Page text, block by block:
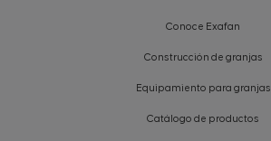
Conoce Exafan
Construcción de granjas
Equipamiento para granjas
Catálogo de productos